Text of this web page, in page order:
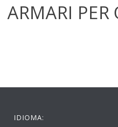
ARMARI PER
IDIOMA: